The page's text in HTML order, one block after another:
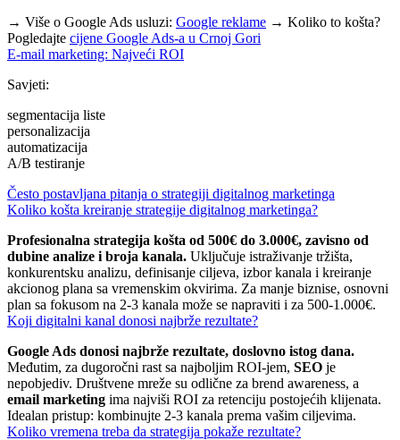
→ Više o Google Ads usluzi: Google reklame → Koliko to košta?
Pogledajte cijene Google Ads-a u Crnoj Gori
E-mail marketing: Najveći ROI
Savjeti:
segmentacija liste
personalizacija
automatizacija
A/B testiranje
Često postavljana pitanja o strategiji digitalnog marketinga
Koliko košta kreiranje strategije digitalnog marketinga?
Profesionalna strategija košta od 500€ do 3.000€, zavisno od
dubine analize i broja kanala. Uključuje istraživanje tržišta,
konkurentsku analizu, definisanje ciljeva, izbor kanala i kreiranje
akcionog plana sa vremenskim okvirima. Za manje biznise, osnovni
plan sa fokusom na 2-3 kanala može se napraviti i za 500-1.000€.
Koji digitalni kanal donosi najbrže rezultate?
Google Ads donosi najbrže rezultate, doslovno istog dana.
Međutim, za dugoročni rast sa najboljim ROI-jem, SEO je
nepobjediv. Društvene mreže su odlične za brend awareness, a
email marketing ima najviši ROI za retenciju postojećih klijenata.
Idealan pristup: kombinujte 2-3 kanala prema vašim ciljevima.
Koliko vremena treba da strategija pokaže rezultate?